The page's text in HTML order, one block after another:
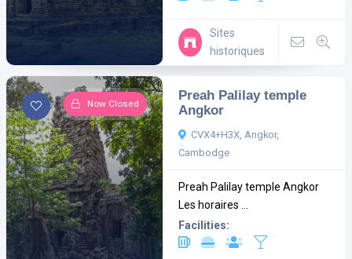
Sites
historiques
Now Closed
Preah Palilay temple
Angkor
CVX4+H3X, Angkor,
Cambodge
Preah Palilay temple Angkor
Les horaires ...
Facilities: